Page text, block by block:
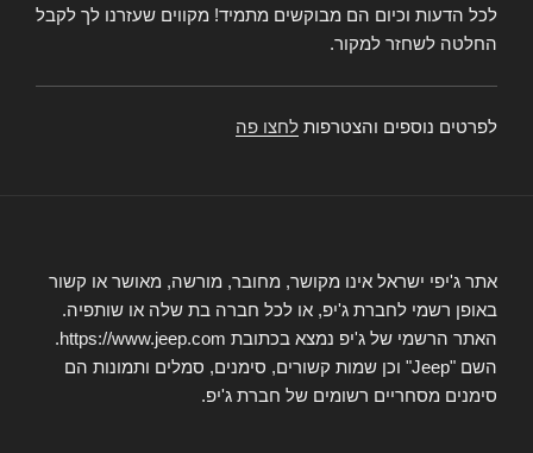
לכל הדעות וכיום הם מבוקשים מתמיד! מקווים שעזרנו לך לקבל
החלטה לשחזר למקור.
לפרטים נוספים והצטרפות לחצו פה
אתר ג'יפי ישראל אינו מקושר, מחובר, מורשה, מאושר או קשור
באופן רשמי לחברת ג'יפ, או לכל חברה בת שלה או שותפיה.
האתר הרשמי של ג'יפ נמצא בכתובת https://www.jeep.com.
השם "Jeep" וכן שמות קשורים, סימנים, סמלים ותמונות הם
סימנים מסחריים רשומים של חברת ג'יפ.